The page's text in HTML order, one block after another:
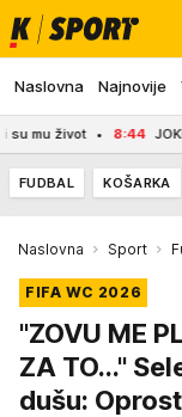
Naslovna Najnovije
8:44 JOKIĆ DOBIO
FUDBAL KOŠARKA
Naslovna Sport
FIFA WC 2026
"ZOVU ME
ZA TO..."
dušu: